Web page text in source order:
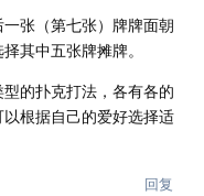
张（第七张）牌牌面朝
其中五张牌摊牌。
的扑克打法，各有各的
根据自己的爱好选择适
回复